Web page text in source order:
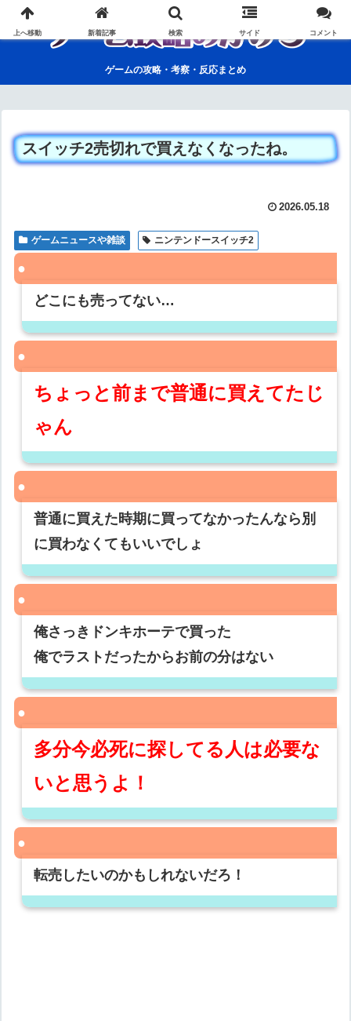
ゲームの攻略・考察・反応まとめ
スイッチ2売切れで買えなくなったね。
2026.05.18
ゲームニュースや雑談 ニンテンドースイッチ2
どこにも売ってない…
ちょっと前まで普通に買えてたじ
ゃん
普通に買えた時期に買ってなかったんなら別
に買わなくてもいいでしょ
俺さっきドンキホーテで買った
俺でラストだったからお前の分はない
多分今必死に探してる人は必要な
いと思うよ！
転売したいのかもしれないだろ！
上へ移動 新着記事 検索 サイド コメント